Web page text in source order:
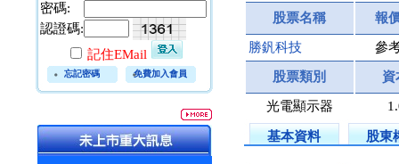
密碼:
認證碼:
記住EMail
忘記密碼 免費加入會員
股票名稱 報
勝釩科技 參
股票類別 資
光電顯示器
基本資料 股東